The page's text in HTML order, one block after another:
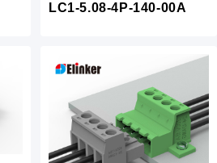
LC1-5.08-4P-140-00A